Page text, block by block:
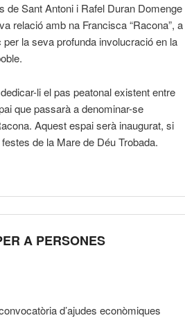
de Sant Antoni i Rafel Duran Domenge
relació amb na Francisca “Racona”, a
la seva profunda involucració en la
li el pas peatonal existent entre
que passarà a denominar-se
Aquest espai serà inaugurat, si
de la Mare de Déu Trobada.
A PERSONES
d’ajudes econòmiques